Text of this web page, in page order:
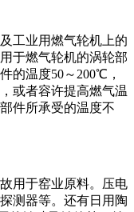
工业用燃气轮机上的
于燃气轮机的涡轮部
的温度50～200℃，
或者容许提高燃气温
件所承受的温度不
用于窑业原料。压电
测器等。还有日用陶